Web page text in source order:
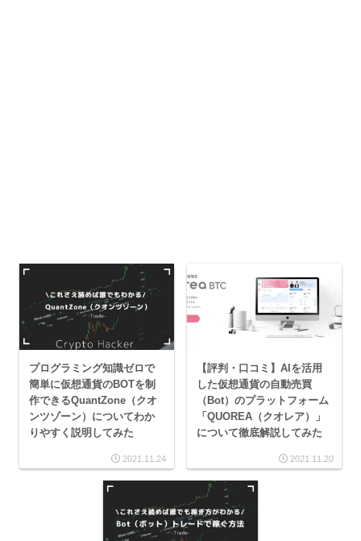
プログラミング知識ゼロで
簡単に仮想通貨のBOTを制
作できるQuantZone（クオ
ンツゾーン）についてわか
りやすく説明してみた
2021.11.24
【評判・口コミ】AIを活用
した仮想通貨の自動売買
（Bot）のプラットフォーム
「QUOREA（クオレア）」
について徹底解説してみた
2021.11.20